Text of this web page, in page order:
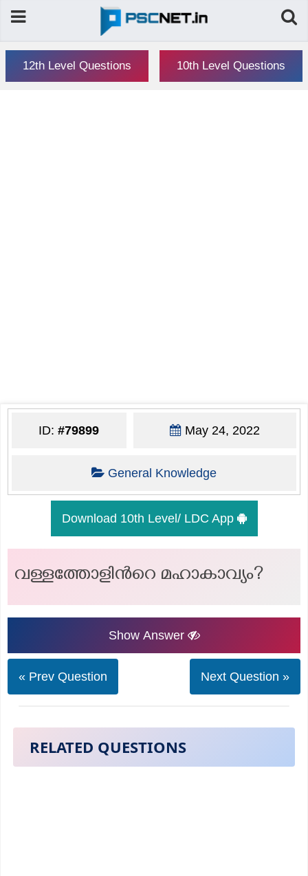
12th Level Questions 10th Level Questions
ID:#79899 May 24, 2022
General Knowledge
Download 10th Level/ LDC App
വള്ളത്തോളിന്‍റെ മഹാകാവ്യം?
Show Answer
« Prev Question Next Question »
RELATED QUESTIONS